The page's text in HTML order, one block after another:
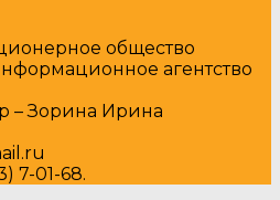
общество
агентство
– Зорина Ирина
7-01-68.